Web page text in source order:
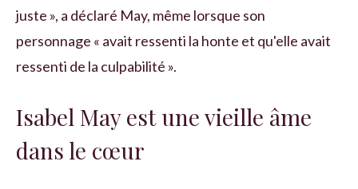
juste », a déclaré May, même lorsque son
personnage « avait ressenti la honte et qu'elle avait
ressenti de la culpabilité ».
Isabel May est une vieille âme
dans le cœur